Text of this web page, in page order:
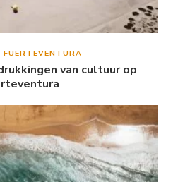
FUERTEVENTURA
van cultuur op